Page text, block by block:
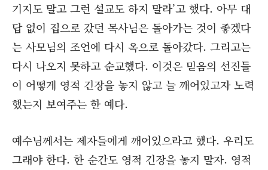
기지도 말고 그런 설교도 하지 말라’고 했다. 아무 대
답 없이 집으로 갔던 목사님은 돌아가는 것이 좋겠다
는 사모님의 조언에 다시 옥으로 돌아갔다. 그리고는
다시 나오지 못하고 순교했다. 이것은 믿음의 선진들
이 어떻게 영적 긴장을 놓지 않고 늘 깨어있고자 노력
했는지 보여주는 한 예다.
예수님께서는 제자들에게 깨어있으라고 했다. 우리도
그래야 한다. 한 순간도 영적 긴장을 놓지 말자. 영적